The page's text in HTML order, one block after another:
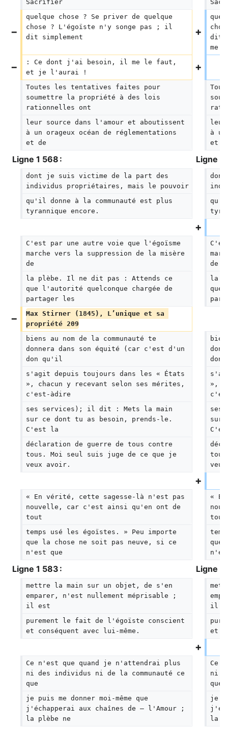
Sacrifier
quelque chose ? Se priver de quelque
chose ? L'égoïste n'y songe pas ; il
dit simplement
dit
me
: Ce dont j'ai besoin, il me le faut,
et je l'aurai !
Toutes les tentatives faites pour
soumettre la propriété à des lois
rationnelles ont
leur source dans l'amour et aboutissent
à un orageux océan de réglementations
et de
à
et
Ligne 1 568 : Ligne 1
dont je suis victime de la part des
individus propriétaires, mais le pouvoir
qu'il donne à la communauté est plus
tyrannique encore.
C'est par une autre voie que l'égoïsme
marche vers la suppression de la misère
de
de
la plèbe. Il ne dit pas : Attends ce
que l'autorité quelconque chargée de
partager les
la
que
Max Stirner (1845), L’unique et sa
propriété 209
biens au nom de la communauté te
donnera dans son équité (car c'est d'un
don qu'il
s'agit depuis toujours dans les « États
», chacun y recevant selon ses mérites,
c'est-àdire
»,
ses services); il dit : Mets la main
sur ce dont tu as besoin, prends-le.
C'est la
sur
déclaration de guerre de tous contre
tous. Moi seul suis juge de ce que je
veux avoir.
« En vérité, cette sagesse-là n'est pas
nouvelle, car c'est ainsi qu'en ont de
tout
«
tout
temps usé les égoïstes. » Peu importe
que la chose ne soit pas neuve, si ce
n'est que
que
Ligne 1 583 : Ligne 1
mettre la main sur un objet, de s'en
emparer, n'est nullement méprisable ;
il est
il
purement le fait de l'égoïste conscient
et conséquent avec lui-même.
et
Ce n'est que quand je n'attendrai plus
ni des individus ni de la communauté ce
que
Ce
ni
que
je puis me donner moi-même que
j'échapperai aux chaînes de — l'Amour ;
la plèbe ne
je
la